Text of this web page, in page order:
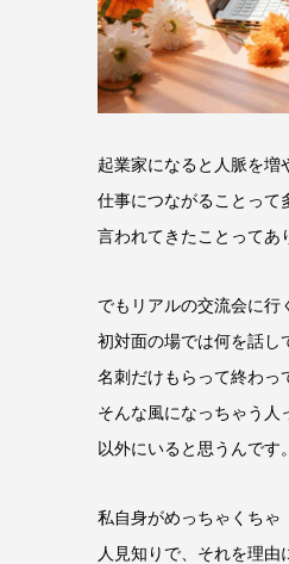
起業家になると人脈を増
仕事につながることって
言われてきたことってあ
でもリアルの交流会に行
初対面の場では何を話し
名刺だけもらって終わっ
そんな風になっちゃう人
以外にいると思うんです。
私自身がめっちゃくちゃ
人見知りで、それを理由